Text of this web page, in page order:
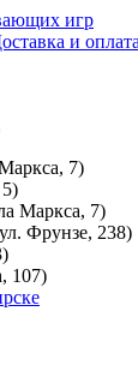
игр
и оплата
7)
Маркса, 7)
Фрунзе, 238)
107)